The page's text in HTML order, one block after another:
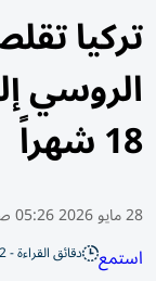
تركيا
الروسي
18 شهراً
28 مايو 2026 05:26 صباحًا
استمع دقائق القراءة - 2